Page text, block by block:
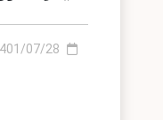
07/28